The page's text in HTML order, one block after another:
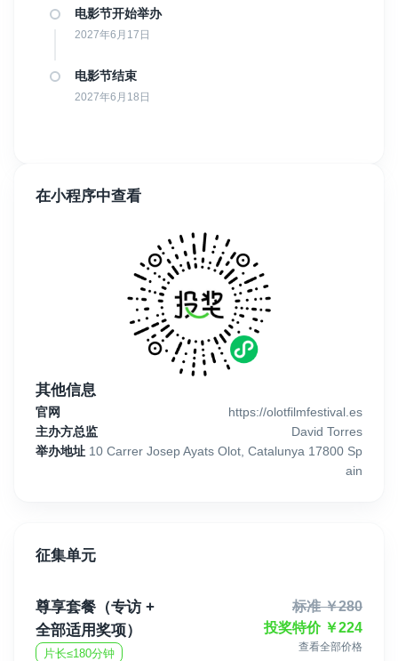
电影节开始举办
2027年6月17日
电影节结束
2027年6月18日
在小程序中查看
其他信息
官网
https://olotfilmfestival.es
主办方总监
David Torres
举办地址 10 Carrer Josep Ayats Olot, Catalunya 17800 Sp
ain
征集单元
尊享套餐（专访 +
全部适用奖项）
片长≤180分钟
标准￥280
投奖特价￥224
查看全部价格